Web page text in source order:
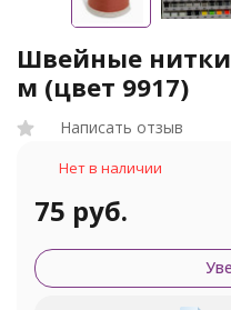
Швейные нитки
м (цвет 9917)
Написать отзыв
Нет в наличии
75 руб.